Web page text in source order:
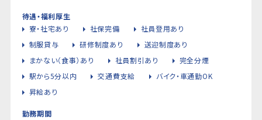
待遇・福利厚生
寮・社宅あり
社保完備
社員登用あり
制服貸与
研修制度あり
送迎制度あり
まかない（食事）あり
社員割引あり
完全分煙
駅から5分以内
交通費支給
バイク・車通勤OK
昇給あり
勤務期間